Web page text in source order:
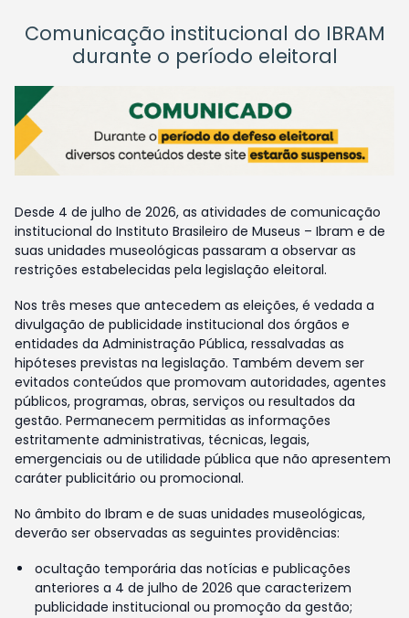
Comunicação institucional do IBRAM
durante o período eleitoral
Desde 4 de julho de 2026, as atividades de comunicação
institucional do Instituto Brasileiro de Museus – Ibram e de
suas unidades museológicas passaram a observar as
restrições estabelecidas pela legislação eleitoral.
Nos três meses que antecedem as eleições, é vedada a
divulgação de publicidade institucional dos órgãos e
entidades da Administração Pública, ressalvadas as
hipóteses previstas na legislação. Também devem ser
evitados conteúdos que promovam autoridades, agentes
públicos, programas, obras, serviços ou resultados da
gestão. Permanecem permitidas as informações
estritamente administrativas, técnicas, legais,
emergenciais ou de utilidade pública que não apresentem
caráter publicitário ou promocional.
No âmbito do Ibram e de suas unidades museológicas,
deverão ser observadas as seguintes providências:
ocultação temporária das notícias e publicações
anteriores a 4 de julho de 2026 que caracterizem
publicidade institucional ou promoção da gestão;